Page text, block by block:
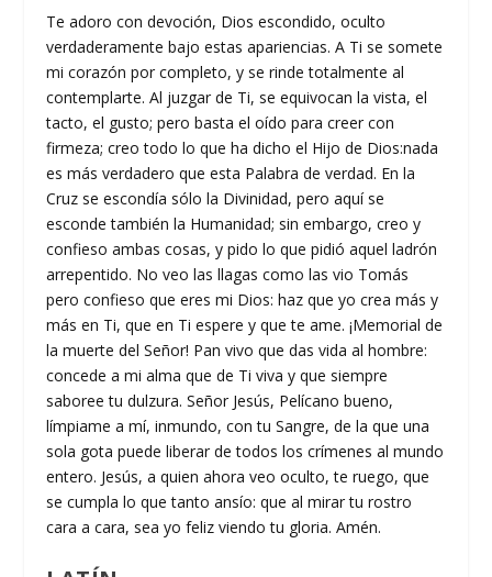
Te adoro con devoción, Dios escondido, oculto
verdaderamente bajo estas apariencias. A Ti se somete
mi corazón por completo, y se rinde totalmente al
contemplarte. Al juzgar de Ti, se equivocan la vista, el
tacto, el gusto; pero basta el oído para creer con
firmeza; creo todo lo que ha dicho el Hijo de Dios:nada
es más verdadero que esta Palabra de verdad. En la
Cruz se escondía sólo la Divinidad, pero aquí se
esconde también la Humanidad; sin embargo, creo y
confieso ambas cosas, y pido lo que pidió aquel ladrón
arrepentido. No veo las llagas como las vio Tomás
pero confieso que eres mi Dios: haz que yo crea más y
más en Ti, que en Ti espere y que te ame. ¡Memorial de
la muerte del Señor! Pan vivo que das vida al hombre:
concede a mi alma que de Ti viva y que siempre
saboree tu dulzura. Señor Jesús, Pelícano bueno,
límpiame a mí, inmundo, con tu Sangre, de la que una
sola gota puede liberar de todos los crímenes al mundo
entero. Jesús, a quien ahora veo oculto, te ruego, que
se cumpla lo que tanto ansío: que al mirar tu rostro
cara a cara, sea yo feliz viendo tu gloria. Amén.